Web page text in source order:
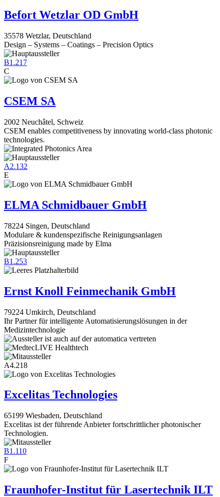
Befort Wetzlar OD GmbH
35578 Wetzlar, Deutschland
Design – Systems – Coatings – Precision Optics
B1.217
C
CSEM SA
2002 Neuchâtel, Schweiz
CSEM enables competitiveness by innovating world-class photonic
technologies.
A2.132
E
ELMA Schmidbauer GmbH
78224 Singen, Deutschland
Modulare & kundenspezifische Reinigungsanlagen
Präzisionsreinigung made by Elma
B1.253
Ernst Knoll Feinmechanik GmbH
79224 Umkirch, Deutschland
Ihr Partner für intelligente Automatisierungslösungen in der
Medizintechnologie
A4.218
Excelitas Technologies
65199 Wiesbaden, Deutschland
Excelitas ist der führende Anbieter fortschrittlicher photonischer
Technologien.
B1.110
F
Fraunhofer-Institut für Lasertechnik ILT